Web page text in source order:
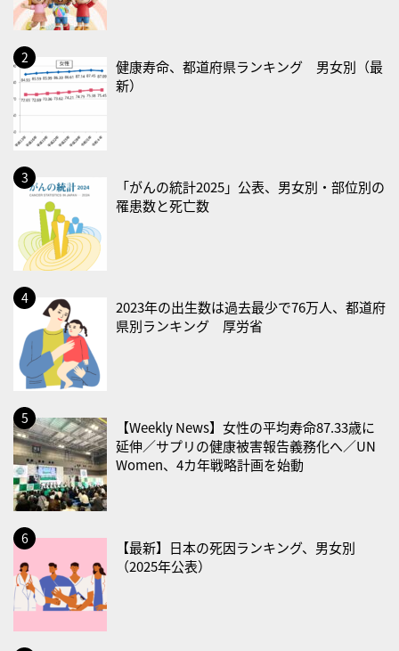
2026/08/21(金)
・献血の日
2026/08/22(土)
・禁煙の日
・不眠の日
・乳酸菌の日
2026/08/25(火)
・いたわり肌の日
2026/08/26(水)
・風呂の日
2026/08/29(土)
・筋肉強化の日
2026/08/30(日)
・ＥＰＡの日
2026/08/31(月)
・菜の日
・血管内破砕術（IVL）の日
2026/09/01(火)
・がん征圧月間
・世界アルツハイマー月間
・健康増進普及月間
健康寿命、都道府県ランキング 男女別（最
新）
「がんの統計2025」公表、男女別・部位別の
罹患数と死亡数
2023年の出生数は過去最少で76万人、都道府
県別ランキング 厚労省
【Weekly News】女性の平均寿命87.33歳に
延伸／サプリの健康被害報告義務化へ／UN
Women、4カ年戦略計画を始動
【最新】日本の死因ランキング、男女別
（2025年公表）